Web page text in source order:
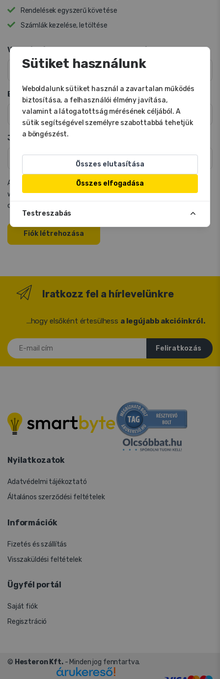
Rendelések egyszerű követése
Számlák kezelése, letöltése
Vezetéknév* Keresztnév*
E-mail cím
Jelszó*
Az Ön személyes adatait arra használjuk, hogy támogassuk a
weboldalon szerzett élményét, kezeljük fiókját, valamint más
célokra, amelyeket az
Fiók létrehozása
Iratkozz fel a hírlevelünkre
...hogy elsőként értesülhess a legújabb akcióinkról.
E-mail cím
Feliratkozás
Nyilatkozatok
Adatvédelmi tájékoztató
Általános szerződési feltételek
Információk
Fizetés és szállítás
Visszaküldési feltételek
Ügyfél portál
Saját fiók
Regisztráció
© Hesteron Kft.- Minden jog fenntartva.
Sütiket használunk
Weboldalunk sütiket használ a zavartalan működés
biztosítása, a felhasználói élmény javítása,
valamint a látogatottság mérésének céljából. A
sütik segítségével személyre szabottabbá tehetjük
a böngészést.
Összes elutasítása
Összes elfogadása
Testreszabás